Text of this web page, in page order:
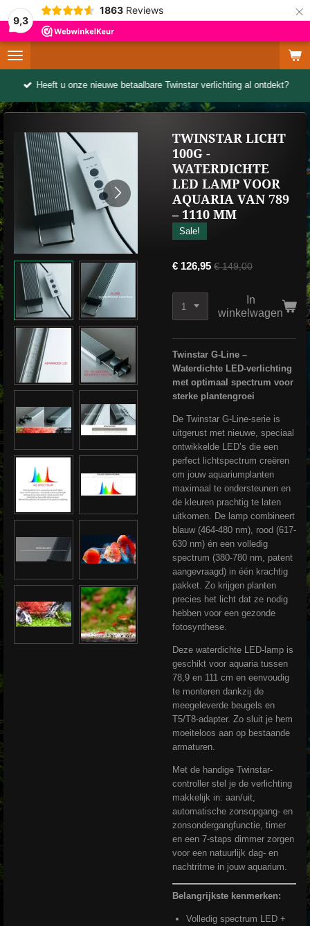
9,3
1863 Reviews ×
Heeft u onze nieuwe betaalbare Twinstar verlichting al ontdekt?
TWINSTAR LICHT
100G -
WATERDICHTE
LED LAMP VOOR
AQUARIA VAN 789
– 1110 MM
Sale!
€ 126,95 € 149,00
In
winkelwagen
Twinstar G-Line –
Waterdichte LED-verlichting
met optimaal spectrum voor
sterke plantengroei
De Twinstar G-Line-serie is
uitgerust met nieuwe, speciaal
ontwikkelde LED’s die een
perfect lichtspectrum creëren
om jouw aquariumplanten
maximaal te ondersteunen en
de kleuren prachtig te laten
uitkomen. De lamp combineert
blauw (464-480 nm), rood (617-
630 nm) én een volledig
spectrum (380-780 nm, patent
aangevraagd) in één krachtig
pakket. Zo krijgen planten
precies het licht dat ze nodig
hebben voor een gezonde
fotosynthese.
Deze waterdichte LED-lamp is
geschikt voor aquaria tussen
78,9 en 111 cm en eenvoudig
te monteren dankzij de
meegeleverde beugels en
T5/T8-adapter. Zo sluit je hem
moeiteloos aan op bestaande
armaturen.
Met de handige Twinstar-
controller stel je de verlichting
makkelijk in: aan/uit,
automatische zonsopgang- en
zonsondergangfunctie, timer
en een 7-staps dimmer zorgen
voor een natuurlijk dag- en
nachtritme in jouw aquarium.
Belangrijkste kenmerken:
Volledig spectrum LED +